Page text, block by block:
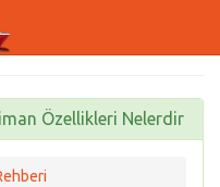
Özellikleri Nelerdir